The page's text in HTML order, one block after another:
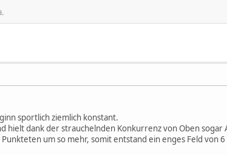
sportlich ziemlich konstant.
hielt dank der strauchelnden Konkurrenz von Oben
um so mehr, somit entstand ein enges Feld von